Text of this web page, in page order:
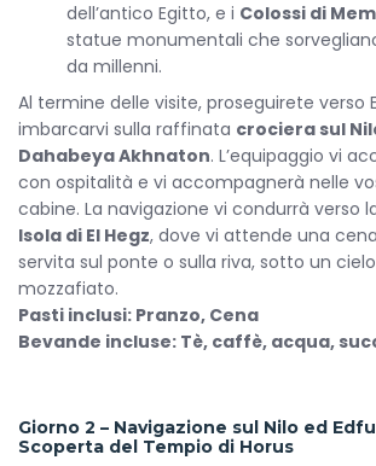
Presa elettrica 220V
Suite Panoramiche
Bagno privato con doccia e
Aria condizionata
Grandi finestre con vista sul
Letti con biancheria di alta
egiziano
Presa elettrica 220V
Che tu scelga una cabina
con ampie vetrate, ogni spazio della
Nilo Dahbeya Nilo Akhnatonè
Servizi a Bordo
dell’antico Egitto, e i Colossi di
statue monumentali che
da millenni.
Al termine delle visite, proseguirete verso
imbarcarvi sulla raffinata crociera sul
Dahabeya Akhnaton. L’equipaggio vi
con ospitalità e vi accompagnerà nelle
cabine. La navigazione vi condurrà verso
Isola di El Hegz, dove vi attende una
servita sul ponte o sulla riva, sotto un
mozzafiato.
Pasti inclusi: Pranzo, Cena
Bevande incluse: Tè, caffè, acqua,
Giorno 2 – Navigazione sul Nilo ed
Scoperta del Tempio di Horus